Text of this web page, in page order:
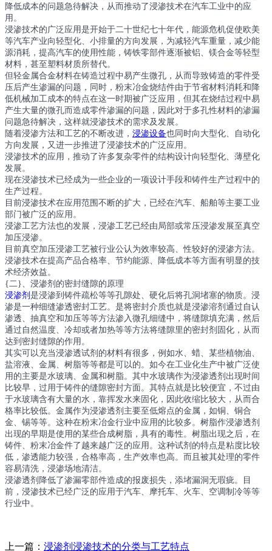
降低成本的问题急待解决，从而推动了浸渗技术在汽车工业中的应
用。
浸渗技术的广泛应用是开始于二十世纪七十年代，能源危机促使欧美
等汽车产业向轻型化、小排量的方向发展，为减轻汽车重量，减少能
源消耗，提高汽车的使用性能，铸铁零部件逐渐被铝、镁合金等轻型
材料，甚至塑料材质所替代。
但轻金属合金材料在铸造过程中易产生微孔，从而导致铸造的零件受
压后产生渗漏的问题，同时，粉末冶金烧结件由于节省材料消耗和降
低机械加工成本的特点在这一时期被广泛应用，但其在烧结过程中易
产生大量的微孔而造成零件渗漏的问题，因此对于多孔性材料的渗漏
问题急待解决，这样就浸渗技术的需求及发展。
随着浸渗方法和工艺的不断改进， 浸渗设备也同时向大型化、自动化
方向发展，又进一步推进了浸渗技术的广泛应用。
浸渗技术的应用，推动了许多复杂零件的结构设计向轻型化、薄壁化
发展。
现在浸渗技术已经成为一些企业的一项设计手段和铸件生产过程中的
生产过程。
目前浸渗技术在应用范围不断的扩大，已经在汽车、船舶等主要工业
部门被广泛的应用。
浸渗工艺方法也的发展，浸渗工艺已经由局部或常压浸渗发展至真空
加压浸渗。
目前真空加压浸渗工艺被行业公认为效率较高、性较好的浸渗方法。
浸渗技术在提高产品合格率、节约能源、降低成本等方面有明显的技
术经济效益。
{二}、浸渗剂的密封缝隙的原理
浸渗剂 是浸渗到铸件疏松等等孔隙处、硬化后将孔洞堵塞的物质。浸
渗是一种细缝渗透密封工艺。是将密封介质也就是浸渗溶剂通过自认
渗透、抽真空和加压等等方法渗入微孔细缝中，将缝隙填充满，然后
通过自然温度、冷却或者加热等等方法将缝隙里的密封剂固化，从而
达到密封缝隙的作用。
其实可以充当浸渗透试剂的材料有很多，例如水、蜡、某些植物油、
盐溶液、金属、树脂等等都是可以的。如今在工业化生产中被广泛使
用的主要是水玻璃、金属和树脂。其中水玻璃作为浸渗透剂出现时间
比较早，过用于铸件的缝隙密封方面。其特点就是比较便宜，不过由
于水玻璃含有大量的水，靠挥发水来固化，因此收缩比较大，从而合
格率比较低。金属作为浸渗透剂主要至低熔点的金属，如铜、铜合
金、锡等等。这种在粉末冶金行业中应用的比较多。树脂作浸渗透剂
出现的早期是使用的某些合成树脂，具有的毒性。树脂出现之后，在
铸件、粉末冶金件了越来越广泛的应用。这种试剂的特点是粘度比较
低，渗透能力较强，合格率高，生产效率也高。而且被其处理的零件
容易清洗，浸渗场地清洁。
浸渗透剂降低了渗漏零部件造成的报废损失，添堵漏洞无瑕疵。目
前，浸渗技术已经广泛的应用于汽车、摩托车、火车、空调制冷等等
行业中。
上一篇： 浸渗剂浸渗技术的分类与工艺特点